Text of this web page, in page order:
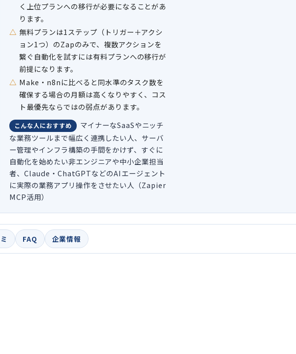
く上位プランへの移行が必要になることがあ
ります。
無料プランは1ステップ（トリガー＋アクシ
ョン1つ）のZapのみで、複数アクションを
繋ぐ自動化を試すには有料プランへの移行が
前提になります。
Make・n8nに比べると同水準のタスク数を
確保する場合の月額は高くなりやすく、コス
ト最優先ならではの弱点があります。
こんな人におすすめ
マイナーなSaaSやニッチ
な業務ツールまで幅広く連携したい人、サーバ
ー管理やインフラ構築の手間をかけず、すぐに
自動化を始めたい非エンジニアや中小企業担当
者、Claude・ChatGPTなどのAIエージェント
に実際の業務アプリ操作をさせたい人（Zapier
MCP活用）
FAQ 企業情報